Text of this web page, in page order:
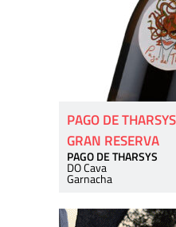
PAGO DE
GRAN RESERVA
PAGO DE THARSYS
DO Cava
Garnacha